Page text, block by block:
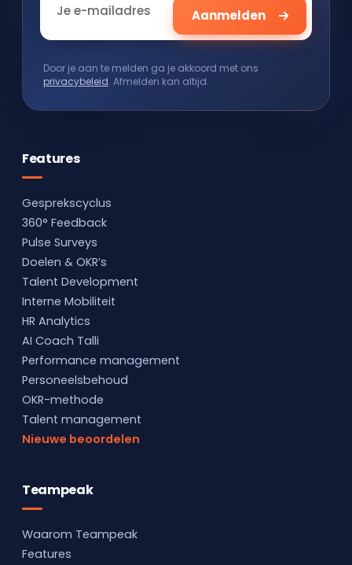
Door je aan te melden ga je akkoord met ons
privacybeleid. Afmelden kan altijd.
Features
Gesprekscyclus
360° Feedback
Pulse Surveys
Doelen & OKR’s
Talent Development
Interne Mobiliteit
HR Analytics
AI Coach Talli
Performance management
Personeelsbehoud
OKR-methode
Talent management
Nieuwe beoordelen
Teampeak
Waarom Teampeak
Features